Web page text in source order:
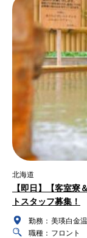
北海道
【即日】【客室
トスタッフ募集！
勤務： 美瑛白金
職種： フロント